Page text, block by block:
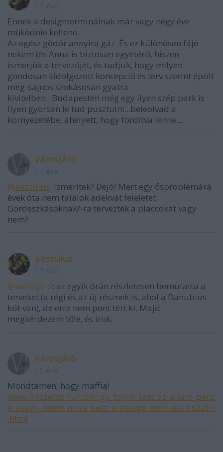
Ennek a designterminálnak már vagy négy éve
működnie kellene.
Az egész gödör annyira gáz. És ez különösen fájó
nekem (és Anna is biztosan egyetért), hiszen
ismerjük a tervezőjét, és tudjuk, hogy milyen
gondosan kidolgozott koncepció és terv szerint épült
meg-sajnos szokásosan gyatra
kivitelben...Budapesten még egy ilyen szép park is
ilyen gyorsan le tud pusztulni...beleolvad a
környezetébe, ahelyett, hogy fordítva lenne...
városjáró
@aesculus: Ismeritek? Dejó! Mert egy ősproblémára
évek óta nem találok adekvát feleletet:
Gördeszkásoknak/-ra tervezték a placcokat vagy
nem?
aesculus
@városjáró: az egyik órán részletesen bemutatta a
terveket (a régi és az új résznek is, ahol a Danubius
kút van), de erre nem pont tért ki. Majd
megkérdezem tőle, és írok.
városjáró
Mondtamén, hogy maffia!
www.hirszerzo.hu/cikk.igy_folyik_szet_az_allam_penz
e_avagy_miert_nincs_kesz_a_design_terminal.132267
.html